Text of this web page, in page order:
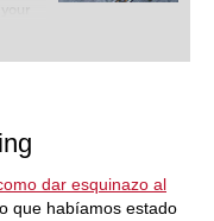
can
a
dar esquinazo al
que habíamos estado